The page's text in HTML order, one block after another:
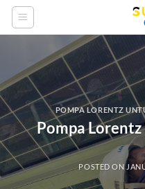
Skip
POMPA LORENTZ
Pompa
POSTED ON